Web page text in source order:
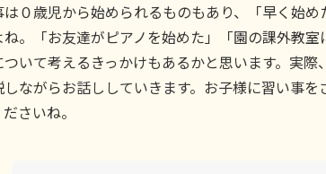
０歳児から始められるものもあり、「早く始
。「お友達がピアノを始めた」「園の課外教
いて考えるきっかけもあるかと思います。実
ながらお話ししていきます。お子様に習い事
さいね。